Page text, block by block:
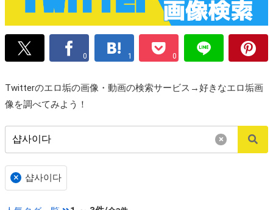
0 1 0
Twitterのエロ垢の画像・動画の検索サービス→好きなエロ垢画
像を調べてみよう！
×
× 샵사이다